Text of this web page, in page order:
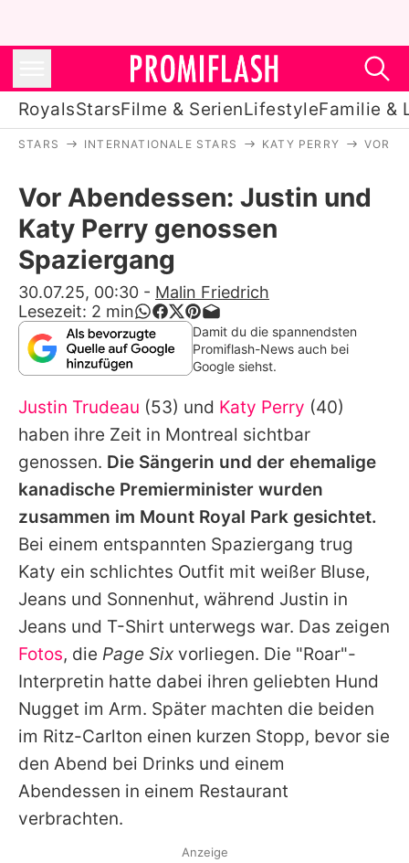
RoyalsStarsFilme & SerienLifestyleFamilie &
Stars
Filme & Serien
Lifestyle
Familie & Liebe
Promiflash Exklusiv
Alle Themen auf Promiflash
Jobs
App runterladen
Team
Redaktionelle Richtlinien
Impressum
Datenschutzerklärung
Nutzungsbedingungen
Utiq verwalten
STARS INTERNATIONALE STARS KATY PERRY VOR
Vor Abendessen: Justin und
Katy Perry genossen
Spaziergang
30.07.25, 00:30 - Malin Friedrich
Lesezeit: 2 min
Damit du die spannendsten
Promiflash-News auch bei
Google siehst.
Justin Trudeau (53) und Katy Perry (40)
haben ihre Zeit in Montreal sichtbar
genossen. Die Sängerin und der ehemalige
kanadische Premierminister wurden
zusammen im Mount Royal Park gesichtet.
Bei einem entspannten Spaziergang trug
Katy ein schlichtes Outfit mit weißer Bluse,
Jeans und Sonnenhut, während Justin in
Jeans und T-Shirt unterwegs war. Das zeigen
Fotos, die Page Six vorliegen. Die "Roar"-
Interpretin hatte dabei ihren geliebten Hund
Nugget im Arm. Später machten die beiden
im Ritz-Carlton einen kurzen Stopp, bevor sie
den Abend bei Drinks und einem
Abendessen in einem Restaurant
verbrachten.
Anzeige